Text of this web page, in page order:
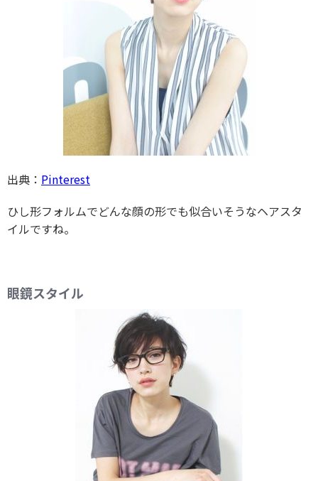
出典： Pinterest
ひし形フォルムでどんな顔の形でも似合いそうなヘアスタ
イルですね。
眼鏡スタイル